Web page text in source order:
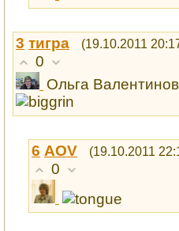
3 тигра (19.10.2011
0
Ольга
6 AOV (19.10.2011
0